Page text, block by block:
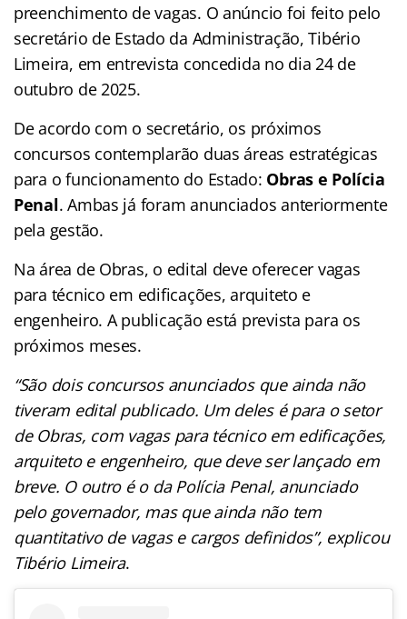
preenchimento de vagas. O anúncio foi feito pelo
secretário de Estado da Administração, Tibério
Limeira, em entrevista concedida no dia 24 de
outubro de 2025.
De acordo com o secretário, os próximos
concursos contemplarão duas áreas estratégicas
para o funcionamento do Estado: Obras e Polícia
Penal. Ambas já foram anunciados anteriormente
pela gestão.
Na área de Obras, o edital deve oferecer vagas
para técnico em edificações, arquiteto e
engenheiro. A publicação está prevista para os
próximos meses.
“São dois concursos anunciados que ainda não
tiveram edital publicado. Um deles é para o setor
de Obras, com vagas para técnico em edificações,
arquiteto e engenheiro, que deve ser lançado em
breve. O outro é o da Polícia Penal, anunciado
pelo governador, mas que ainda não tem
quantitativo de vagas e cargos definidos”, explicou
Tibério Limeira.